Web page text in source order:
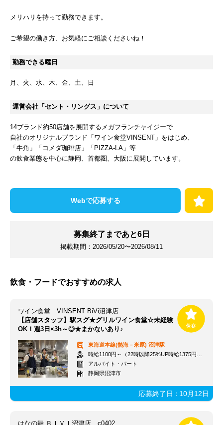
メリハリを持って勤務できます。
勤務できる曜日
月 火 水 木 金 土 日
運営会社「セント・リングス」について
14ブランド約50店舗を展開するメガフランチャイジーで
自社のオリジナルブランド「ワイン食堂VINSENT」をはじめ、
「牛角」「コメダ珈琲店」「PIZZA-LA」等
の飲食業態を中心に静岡、首都圏、大阪に展開しています。
Webで応募する
募集終了まであと6日
掲載期間： 2026/05/20〜2026/08/11
飲食・フードでおすすめの求人
ワイン食堂 VINSENT BiVi沼津店
【店舗スタッフ】駅スグ★グリルワイン食堂☆未経験
OK！週3日×3h～◎★まかないあり♪
東海道本線(熱海－米原) 沼津駅
時給1100円～（22時以降25%UP時給1375円～）＋交通費一部支給
アルバイト・パート
静岡県沼津市
応募終了日：10月12日
はなの舞 ＢＩＶＩ沼津店 c0402